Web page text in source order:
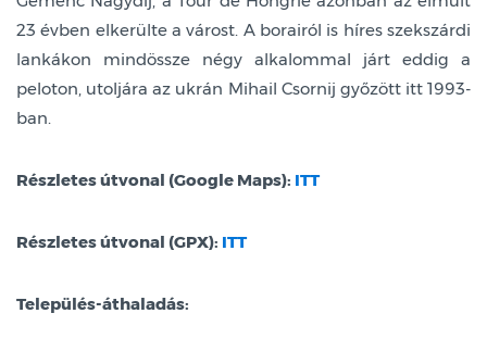
23 évben elkerülte a várost. A borairól is híres szekszárdi
lankákon mindössze négy alkalommal járt eddig a
peloton, utoljára az ukrán Mihail Csornij győzött itt 1993-
ban.
Részletes útvonal (Google Maps): ITT
Részletes útvonal (GPX): ITT
Település-áthaladás: